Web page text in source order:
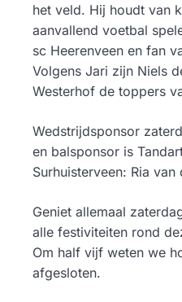
het veld. Hij houdt van
aanvallend voetbal
sc Heerenveen en fan
Volgens Jari zijn Niels
Westerhof de toppers
Wedstrijdsponsor
en balsponsor is
Surhuisterveen: Ria van
Geniet allemaal
alle festiviteiten rond
Om half vijf weten we
afgesloten.